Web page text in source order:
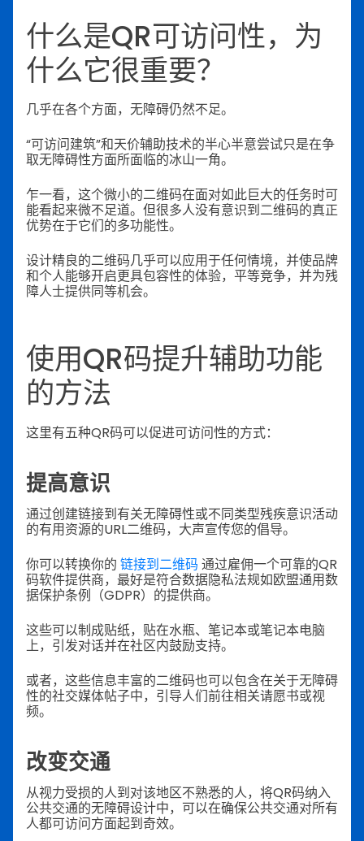
什么是QR可访问性，为
什么它很重要？
几乎在各个方面，无障碍仍然不足。
“可访问建筑”和天价辅助技术的半心半意尝试只是在争
取无障碍性方面所面临的冰山一角。
乍一看，这个微小的二维码在面对如此巨大的任务时可
能看起来微不足道。但很多人没有意识到二维码的真正
优势在于它们的多功能性。
设计精良的二维码几乎可以应用于任何情境，并使品牌
和个人能够开启更具包容性的体验，平等竞争，并为残
障人士提供同等机会。
使用QR码提升辅助功能
的方法
这里有五种QR码可以促进可访问性的方式：
提高意识
通过创建链接到有关无障碍性或不同类型残疾意识活动
的有用资源的URL二维码，大声宣传您的倡导。
你可以转换你的 链接到二维码 通过雇佣一个可靠的QR
码软件提供商，最好是符合数据隐私法规如欧盟通用数
据保护条例（GDPR）的提供商。
这些可以制成贴纸，贴在水瓶、笔记本或笔记本电脑
上，引发对话并在社区内鼓励支持。
或者，这些信息丰富的二维码也可以包含在关于无障碍
性的社交媒体帖子中，引导人们前往相关请愿书或视
频。
改变交通
从视力受损的人到对该地区不熟悉的人，将QR码纳入
公共交通的无障碍设计中，可以在确保公共交通对所有
人都可访问方面起到奇效。